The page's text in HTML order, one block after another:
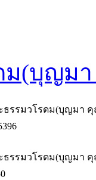
ม(บุญม
ธรรมวโรดม(บุญมา
ธรรมวโรดม(บุญมา